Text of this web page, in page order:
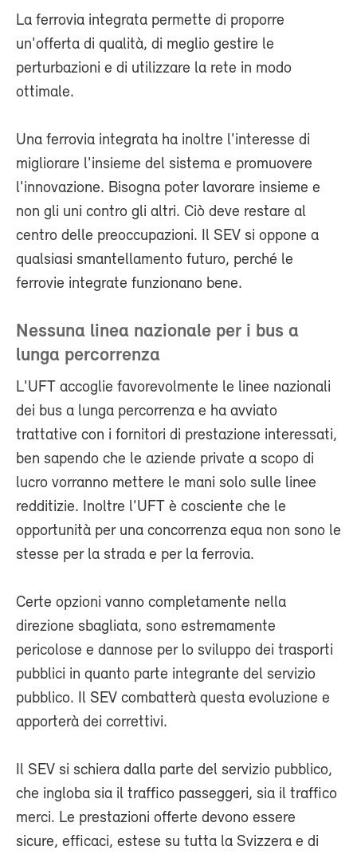
La ferrovia integrata permette di proporre
un'offerta di qualità, di meglio gestire le
perturbazioni e di utilizzare la rete in modo
ottimale.
Una ferrovia integrata ha inoltre l'interesse di
migliorare l'insieme del sistema e promuovere
l'innovazione. Bisogna poter lavorare insieme e
non gli uni contro gli altri. Ciò deve restare al
centro delle preoccupazioni. Il SEV si oppone a
qualsiasi smantellamento futuro, perché le
ferrovie integrate funzionano bene.
Nessuna linea nazionale per i bus a
lunga percorrenza
L'UFT accoglie favorevolmente le linee nazionali
dei bus a lunga percorrenza e ha avviato
trattative con i fornitori di prestazione interessati,
ben sapendo che le aziende private a scopo di
lucro vorranno mettere le mani solo sulle linee
redditizie. Inoltre l'UFT è cosciente che le
opportunità per una concorrenza equa non sono le
stesse per la strada e per la ferrovia.
Certe opzioni vanno completamente nella
direzione sbagliata, sono estremamente
pericolose e dannose per lo sviluppo dei trasporti
pubblici in quanto parte integrante del servizio
pubblico. Il SEV combatterà questa evoluzione e
apporterà dei correttivi.
Il SEV si schiera dalla parte del servizio pubblico,
che ingloba sia il traffico passeggeri, sia il traffico
merci. Le prestazioni offerte devono essere
sicure, efficaci, estese su tutta la Svizzera e di